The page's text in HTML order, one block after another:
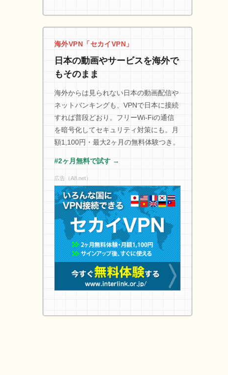
海外VPN「セカイVPN」
日本の動画やサービスを海外で
もそのまま
海外からは見られない日本の動画配信や
ネットバンキングも、VPNで日本に接続
すれば普段どおり。フリーWi-Fiの通信
を暗号化してセキュリティ対策にも。月
額1,100円・最大2ヶ月の無料体験つき。
#2ヶ月無料で試す →
広告（A8.net）